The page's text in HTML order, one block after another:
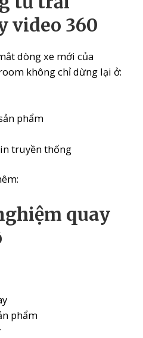
video 360
dòng xe mới của
không chỉ dừng lại ở:
phẩm
truyền thống
quay
phẩm